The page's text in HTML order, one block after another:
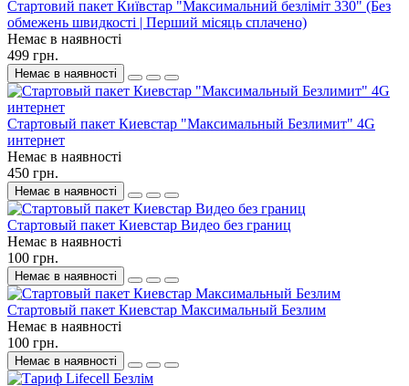
Стартовий пакет Київстар "Максимальний безліміт 330" (Без
обмежень швидкості | Перший місяць сплачено)
Немає в наявності
499 грн.
Немає в наявності
Стартовый пакет Киевстар "Максимальный Безлимит" 4G
интернет
Немає в наявності
450 грн.
Немає в наявності
Стартовый пакет Киевстар Видео без границ
Немає в наявності
100 грн.
Немає в наявності
Стартовый пакет Киевстар Максимальный Безлим
Немає в наявності
100 грн.
Немає в наявності